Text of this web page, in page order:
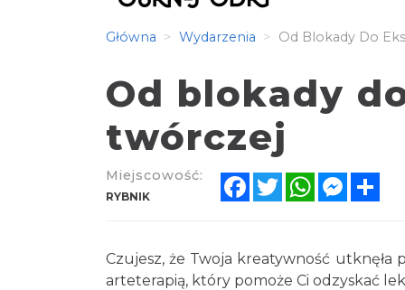
Główna Wydarzenia Od Blokady Do
Od blokady
twórczej
Miejscowość:
RYBNIK
FacebookTwitterWhatsApp
Czujesz, że Twoja kreatywność
arteterapią, który pomoże Ci odzyskać